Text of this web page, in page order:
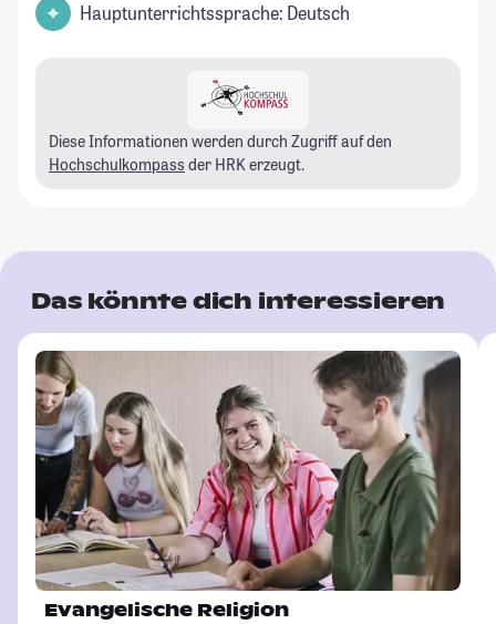
Hauptunterrichtssprache: Deutsch
Diese Informationen werden durch Zugriff auf den
Hochschulkompass der HRK erzeugt.
Das könnte dich interessieren
Evangelische Religion